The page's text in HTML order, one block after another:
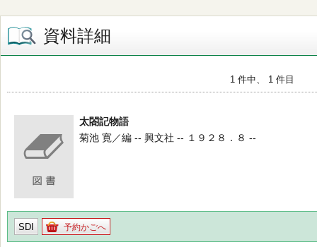
資料詳細
1 件中、 1 件目
太閤記物語
菊池 寛／編 -- 興文社 -- １９２８．８ --
SDI 予約かごへ